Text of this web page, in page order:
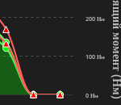
0 Нм
100 Нм
200 Нм